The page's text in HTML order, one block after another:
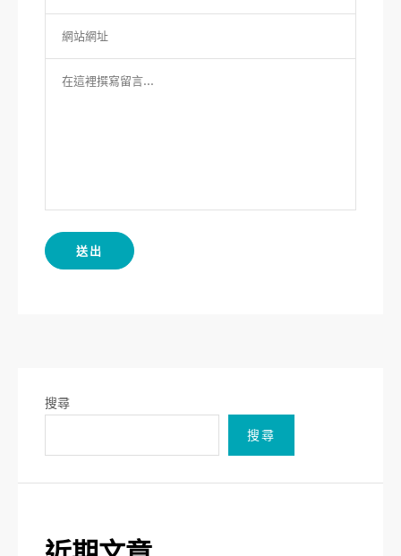
搜尋
搜尋